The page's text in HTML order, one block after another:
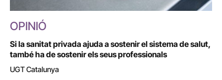
OPINIÓ
Si la sanitat privada ajuda a sostenir el sistema de salut,
també ha de sostenir els seus professionals
UGT Catalunya